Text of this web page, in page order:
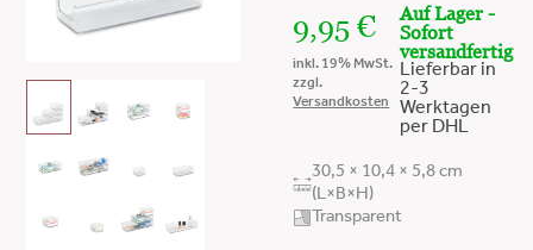
9,95€
inkl. 19% MwSt.
zzgl.
Versandkosten
Auf Lager -
Sofort
versandfertig
Lieferbar in
2-3
Werktagen
per DHL
30,5 × 10,4 × 5,8 cm
(L×B×H)
Transparent